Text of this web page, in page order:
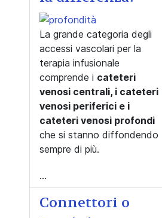
La grande categoria degli
accessi vascolari per la
terapia infusionale
comprende i cateteri
venosi centrali, i cateteri
venosi periferici e i
cateteri venosi profondi
che si stanno diffondendo
sempre di più.
...
Connettori o